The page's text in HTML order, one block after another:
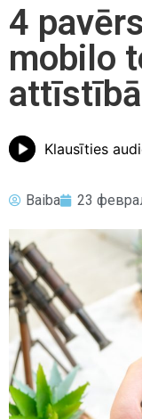
4
mobilo
attīstībā
Klausīties
Baiba 23